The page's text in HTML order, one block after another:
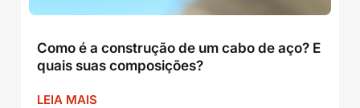
Como é a construção de um cabo de aço? E
quais suas composições?
LEIA MAIS